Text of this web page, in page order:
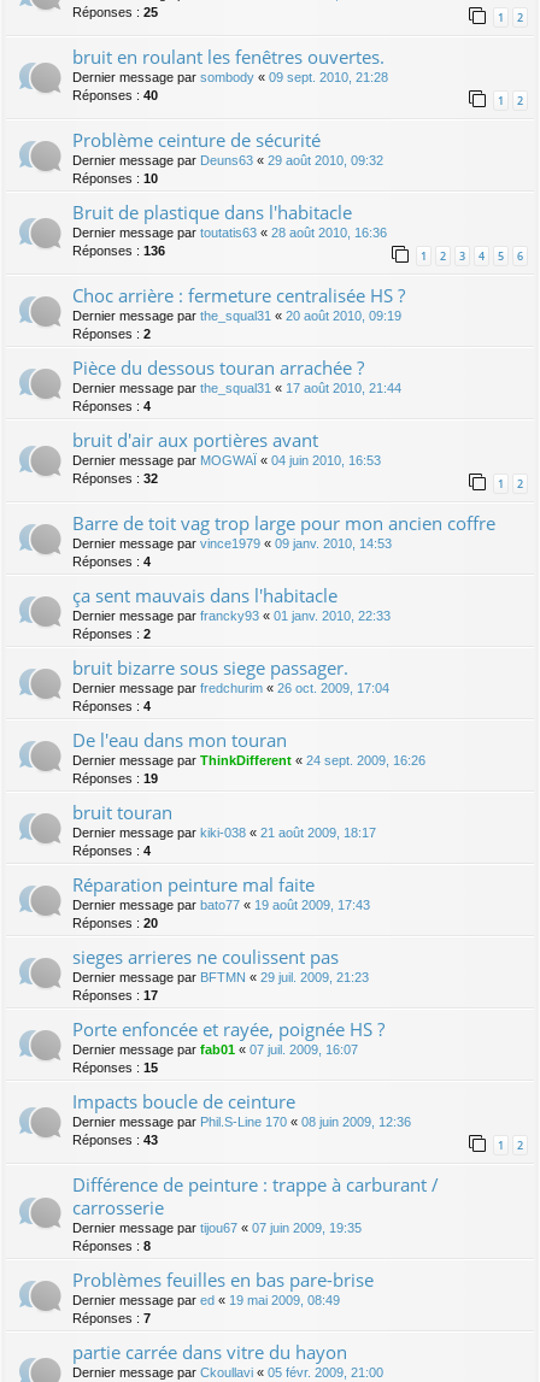
Réponses : 25 1 2
bruit en roulant les fenêtres ouvertes.
Dernier message par sombody « 09 sept. 2010, 21:28
Réponses : 40 1 2
Problème ceinture de sécurité
Dernier message par Deuns63 « 29 août 2010, 09:32
Réponses : 10
Bruit de plastique dans l'habitacle
Dernier message par toutatis63 « 28 août 2010, 16:36
Réponses : 136 1 2 3 4 5 6
Choc arrière : fermeture centralisée HS ?
Dernier message par the_squal31 « 20 août 2010, 09:19
Réponses : 2
Pièce du dessous touran arrachée ?
Dernier message par the_squal31 « 17 août 2010, 21:44
Réponses : 4
bruit d'air aux portières avant
Dernier message par MOGWAÏ « 04 juin 2010, 16:53
Réponses : 32 1 2
Barre de toit vag trop large pour mon ancien coffre
Dernier message par vince1979 « 09 janv. 2010, 14:53
Réponses : 4
ça sent mauvais dans l'habitacle
Dernier message par francky93 « 01 janv. 2010, 22:33
Réponses : 2
bruit bizarre sous siege passager.
Dernier message par fredchurim « 26 oct. 2009, 17:04
Réponses : 4
De l'eau dans mon touran
Dernier message par ThinkDifferent « 24 sept. 2009, 16:26
Réponses : 19
bruit touran
Dernier message par kiki-038 « 21 août 2009, 18:17
Réponses : 4
Réparation peinture mal faite
Dernier message par bato77 « 19 août 2009, 17:43
Réponses : 20
sieges arrieres ne coulissent pas
Dernier message par BFTMN « 29 juil. 2009, 21:23
Réponses : 17
Porte enfoncée et rayée, poignée HS ?
Dernier message par fab01 « 07 juil. 2009, 16:07
Réponses : 15
Impacts boucle de ceinture
Dernier message par Phil.S-Line 170 « 08 juin 2009, 12:36
Réponses : 43 1 2
Différence de peinture : trappe à carburant /
carrosserie
Dernier message par tijou67 « 07 juin 2009, 19:35
Réponses : 8
Problèmes feuilles en bas pare-brise
Dernier message par ed « 19 mai 2009, 08:49
Réponses : 7
partie carrée dans vitre du hayon
Dernier message par Ckoullavi « 05 févr. 2009, 21:00